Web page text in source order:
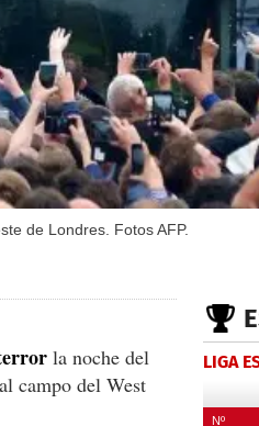
de Londres. Fotos AFP.
la noche del
campo del West
LIGA